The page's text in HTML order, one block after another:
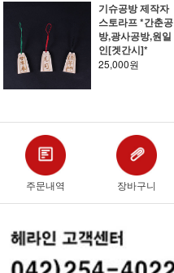
기슈공방 제작자
스토라프 *간춘공
방,광사공방,원일
인[겟간시]*
25,000원
주문내역 장바구니